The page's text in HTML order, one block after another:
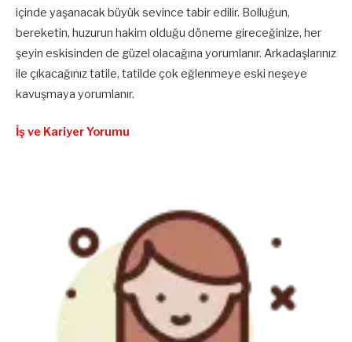
içinde yaşanacak büyük sevince tabir edilir. Bolluğun,
bereketin, huzurun hakim olduğu döneme gireceğinize, her
şeyin eskisinden de güzel olacağına yorumlanır. Arkadaşlarınız
ile çıkacağınız tatile, tatilde çok eğlenmeye eski neşeye
kavuşmaya yorumlanır.
İş ve Kariyer Yorumu